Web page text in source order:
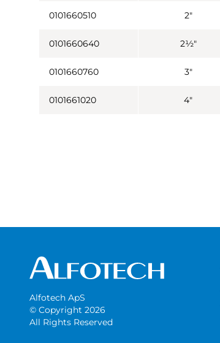
0101660510 2"
0101660640 2½"
0101660760 3"
0101661020 4"
Alfotech ApS
© Copyright 2026
All Rights Reserved